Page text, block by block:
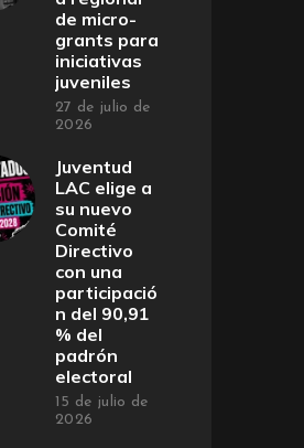
de micro-
grants para
iniciativas
juveniles
27 de julio de
2026
Juventud
LAC elige a
su nuevo
Comité
Directivo
con una
participació
n del 90,91
% del
padrón
electoral
15 de julio de
2026